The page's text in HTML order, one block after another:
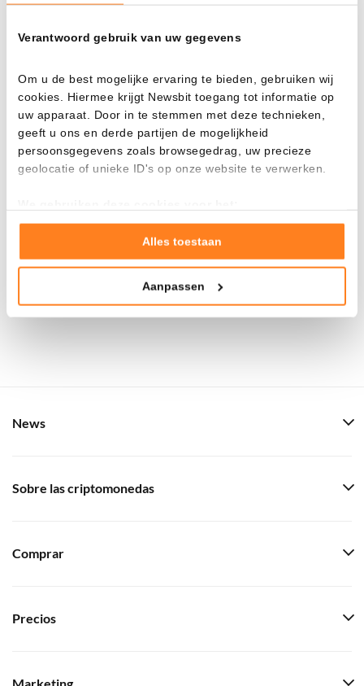
Verantwoord gebruik van uw gegevens
Om u de best mogelijke ervaring te bieden, gebruiken wij
cookies. Hiermee krijgt Newsbit toegang tot informatie op
uw apparaat. Door in te stemmen met deze technieken,
geeft u ons en derde partijen de mogelijkheid
persoonsgegevens zoals browsegedrag, uw precieze
geolocatie of unieke ID's op onze website te verwerken.
Goed laten functioneren van deze website
Verzamelen van gebruiksstatistieken
Tonen en meten van relevante advertenties
Klik hieronder om ons toestemming te geven om deze
informatie: zie ons
Alles toestaan
Aanpassen
¿Pagar la compra con criptomonedas? Nuevas
cifras europeas sorprenden
Lista de multimillonarios de Forbes 2026: las
personas más ricas del mundo
Anterior 1 del / de la 4 Siguiente
News
Sobre las criptomonedas
Comprar
Precios